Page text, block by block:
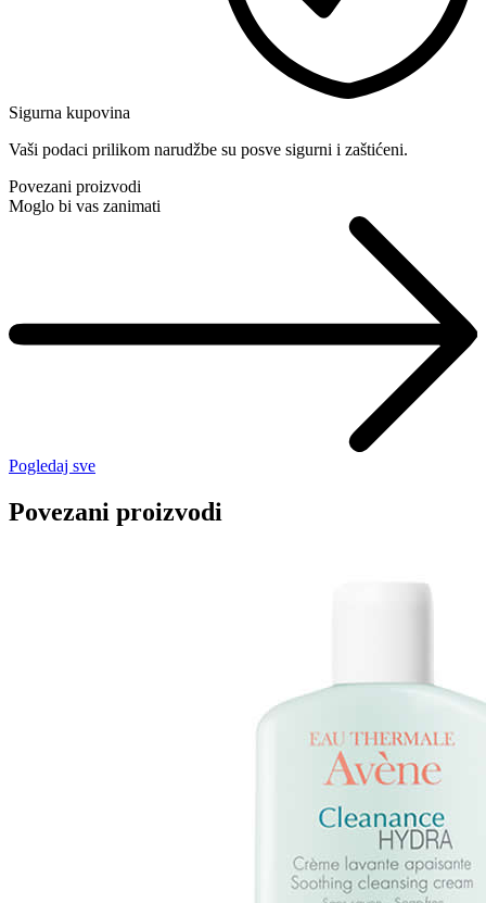
Sigurna kupovina
Vaši podaci prilikom narudžbe su posve sigurni i zaštićeni.
Povezani proizvodi
Moglo bi vas zanimati
Pogledaj sve
Povezani proizvodi